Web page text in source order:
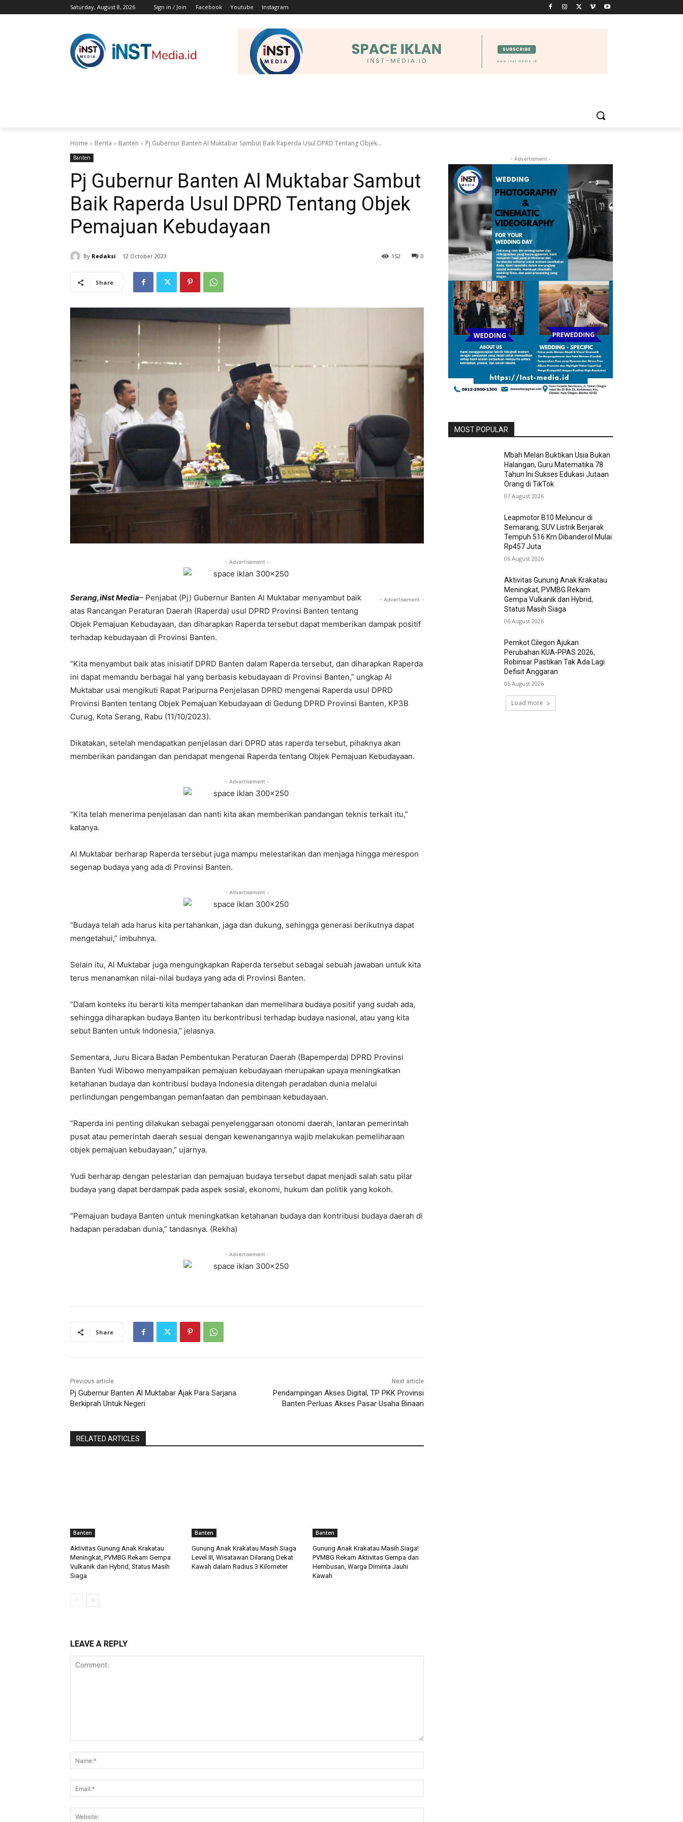
Saturday, August 8, 2026 Sign in / Join Facebook Youtube Instagram
Home Berita Banten Pj Gubernur Banten Al Muktabar Sambut Baik Raperda Usul DPRD Tentang Objek...
Banten
Pj Gubernur Banten Al Muktabar Sambut
Baik Raperda Usul DPRD Tentang Objek
Pemajuan Kebudayaan
By Redaksi 12 October 2023 0
152
Share
- Advertisement -
- Advertisement -
Serang,iNst Media– Penjabat (Pj) Gubernur Banten Al Muktabar menyambut baik
atas Rancangan Peraturan Daerah (Raperda) usul DPRD Provinsi Banten tentang
Objek Pemajuan Kebudayaan, dan diharapkan Raperda tersebut dapat memberikan dampak positif
terhadap kebudayaan di Provinsi Banten.
“Kita menyambut baik atas inisiatif DPRD Banten dalam Raperda tersebut, dan diharapkan Raperda
ini dapat memandu berbagai hal yang berbasis kebudayaan di Provinsi Banten,” ungkap Al
Muktabar usai mengikuti Rapat Paripurna Penjelasan DPRD mengenai Raperda usul DPRD
Provinsi Banten tentang Objek Pemajuan Kebudayaan di Gedung DPRD Provinsi Banten, KP3B
Curug, Kota Serang, Rabu (11/10/2023).
Dikatakan, setelah mendapatkan penjelasan dari DPRD atas raperda tersebut, pihaknya akan
memberikan pandangan dan pendapat mengenai Raperda tentang Objek Pemajuan Kebudayaan.
- Advertisement -
“Kita telah menerima penjelasan dan nanti kita akan memberikan pandangan teknis terkait itu,”
katanya.
Al Muktabar berharap Raperda tersebut juga mampu melestarikan dan menjaga hingga merespon
segenap budaya yang ada di Provinsi Banten.
- Advertisement -
“Budaya telah ada harus kita pertahankan, jaga dan dukung, sehingga generasi berikutnya dapat
mengetahui,” imbuhnya.
Selain itu, Al Muktabar juga mengungkapkan Raperda tersebut sebagai sebuah jawaban untuk kita
terus menanamkan nilai-nilai budaya yang ada di Provinsi Banten.
“Dalam konteks itu berarti kita mempertahankan dan memelihara budaya positif yang sudah ada,
sehingga diharapkan budaya Banten itu berkontribusi terhadap budaya nasional, atau yang kita
sebut Banten untuk Indonesia,” jelasnya.
Sementara, Juru Bicara Badan Pembentukan Peraturan Daerah (Bapemperda) DPRD Provinsi
Banten Yudi Wibowo menyampaikan pemajuan kebudayaan merupakan upaya meningkatkan
ketahanan budaya dan kontribusi budaya Indonesia ditengah peradaban dunia melalui
perlindungan pengembangan pemanfaatan dan pembinaan kebudayaan.
“Raperda ini penting dilakukan sebagai penyelenggaraan otonomi daerah, lantaran pemerintah
pusat atau pemerintah daerah sesuai dengan kewenangannya wajib melakukan pemeliharaan
objek pemajuan kebudayaan,” ujarnya.
Yudi berharap dengan pelestarian dan pemajuan budaya tersebut dapat menjadi salah satu pilar
budaya yang dapat berdampak pada aspek sosial, ekonomi, hukum dan politik yang kokoh.
“Pemajuan budaya Banten untuk meningkatkan ketahanan budaya dan kontribusi budaya daerah di
hadapan peradaban dunia,” tandasnya. (Rekha)
- Advertisement -
Share
Previous article
Pj Gubernur Banten Al Muktabar Ajak Para Sarjana
Berkiprah Untuk Negeri
Next article
Pendampingan Akses Digital, TP PKK Provinsi
Banten Perluas Akses Pasar Usaha Binaan
RELATED ARTICLES
Banten
Aktivitas Gunung Anak Krakatau
Meningkat, PVMBG Rekam Gempa
Vulkanik dan Hybrid, Status Masih
Siaga
Banten
Gunung Anak Krakatau Masih Siaga
Level III, Wisatawan Dilarang Dekat
Kawah dalam Radius 3 Kilometer
Banten
Gunung Anak Krakatau Masih Siaga!
PVMBG Rekam Aktivitas Gempa dan
Hembusan, Warga Diminta Jauhi
Kawah
LEAVE A REPLY
- Advertisment -
MOST POPULAR
Mbah Melan Buktikan Usia Bukan
Halangan, Guru Matematika 78
Tahun Ini Sukses Edukasi Jutaan
Orang di TikTok
07 August 2026
Leapmotor B10 Meluncur di
Semarang, SUV Listrik Berjarak
Tempuh 516 Km Dibanderol Mulai
Rp457 Juta
06 August 2026
Aktivitas Gunung Anak Krakatau
Meningkat, PVMBG Rekam
Gempa Vulkanik dan Hybrid,
Status Masih Siaga
06 August 2026
Pemkot Cilegon Ajukan
Perubahan KUA-PPAS 2026,
Robinsar Pastikan Tak Ada Lagi
Defisit Anggaran
05 August 2026
Load more